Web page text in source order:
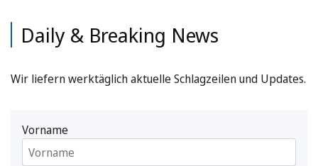
Daily & Breaking News
Wir liefern werktäglich aktuelle Schlagzeilen und Updates.
Vorname